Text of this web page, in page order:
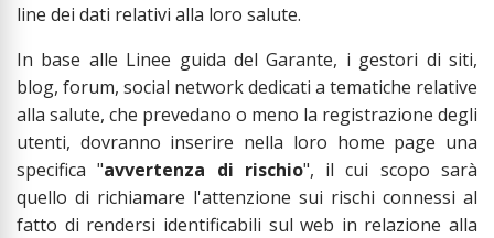
line dei dati relativi alla loro salute.
In base alle Linee guida del Garante, i gestori di siti,
blog, forum, social network dedicati a tematiche relative
alla salute, che prevedano o meno la registrazione degli
utenti, dovranno inserire nella loro home page una
specifica "avvertenza di rischio", il cui scopo sarà
quello di richiamare l'attenzione sui rischi connessi al
fatto di rendersi identificabili sul web in relazione alla